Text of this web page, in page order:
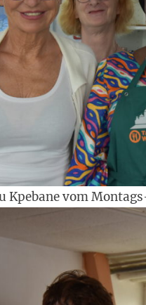
Kpebane vom